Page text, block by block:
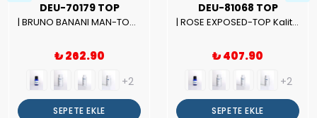
DEU-70179 TOP
| BRUNO BANANI MAN-TOP Kalite Erkek Parfüm Esansı.|
₺ 262.90
+2
SEPETE EKLE
DEU-81068 TOP
| ROSE EXPOSED-TOP Kalite Unısex Parfüm Esansı.|
₺ 407.90
+2
SEPETE EKLE